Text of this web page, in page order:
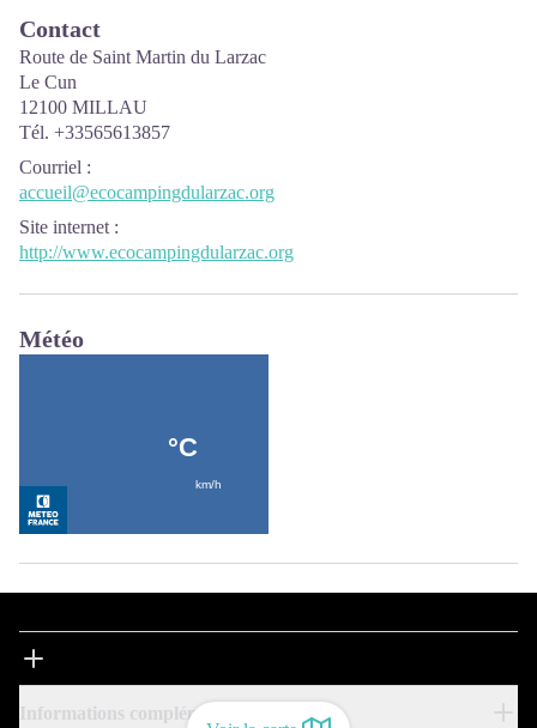
Contact
Route de Saint Martin du Larzac
Le Cun
12100 MILLAU
Tél. +33565613857
Courriel :
accueil@ecocampingdularzac.org
Site internet :
http://www.ecocampingdularzac.org
Météo
Informations complémentaires